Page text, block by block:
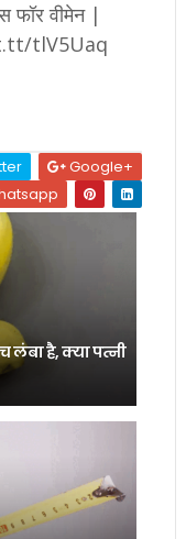
फॉर वीमेन |
tlV5Uaq
Google+
लंबा है, क्या पत्नी